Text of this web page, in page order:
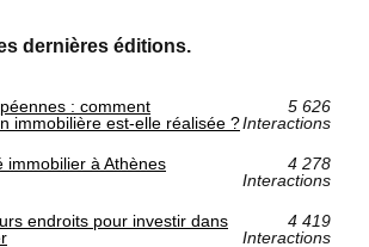
dernières éditions.
: comment
immobilière est-elle réalisée ?
5 626
Interactions
immobilier à Athènes
4 278
Interactions
endroits pour investir dans
4 419
Interactions